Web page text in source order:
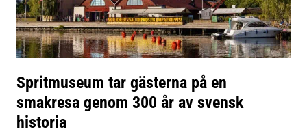
Spritmuseum tar gästerna på en
smakresa genom 300 år av svensk
historia